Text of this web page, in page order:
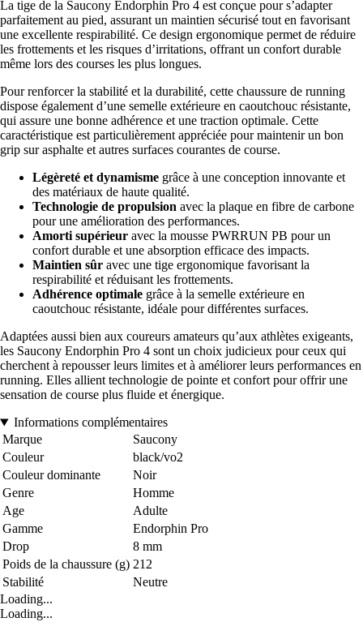
La tige de la Saucony Endorphin Pro 4 est conçue pour s’adapter
parfaitement au pied, assurant un maintien sécurisé tout en favorisant
une excellente respirabilité. Ce design ergonomique permet de réduire
les frottements et les risques d’irritations, offrant un confort durable
même lors des courses les plus longues.
Pour renforcer la stabilité et la durabilité, cette chaussure de running
dispose également d’une semelle extérieure en caoutchouc résistante,
qui assure une bonne adhérence et une traction optimale. Cette
caractéristique est particulièrement appréciée pour maintenir un bon
grip sur asphalte et autres surfaces courantes de course.
Légèreté et dynamisme grâce à une conception innovante et
des matériaux de haute qualité.
Technologie de propulsion avec la plaque en fibre de carbone
pour une amélioration des performances.
Amorti supérieur avec la mousse PWRRUN PB pour un
confort durable et une absorption efficace des impacts.
Maintien sûr avec une tige ergonomique favorisant la
respirabilité et réduisant les frottements.
Adhérence optimale grâce à la semelle extérieure en
caoutchouc résistante, idéale pour différentes surfaces.
Adaptées aussi bien aux coureurs amateurs qu’aux athlètes exigeants,
les Saucony Endorphin Pro 4 sont un choix judicieux pour ceux qui
cherchent à repousser leurs limites et à améliorer leurs performances en
running. Elles allient technologie de pointe et confort pour offrir une
sensation de course plus fluide et énergique.
Informations complémentaires
Marque
Saucony
Couleur
black/vo2
Couleur dominante
Noir
Genre
Homme
Age
Adulte
Gamme
Endorphin Pro
Drop
8 mm
Poids de la chaussure (g) 212
Stabilité
Neutre
Loading...
Loading...